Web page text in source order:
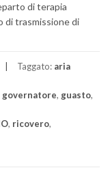
di terapia
di trasmissione di
Taggato: aria
governatore, guasto,
, ricovero,